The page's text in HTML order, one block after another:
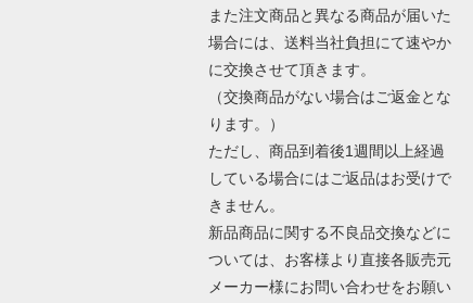
また注文商品と異なる商品が届いた
場合には、送料当社負担にて速やか
に交換させて頂きます。
（交換商品がない場合はご返金とな
ります。）
ただし、商品到着後1週間以上経過
している場合にはご返品はお受けで
きません。
新品商品に関する不良品交換などに
ついては、お客様より直接各販売元
メーカー様にお問い合わせをお願い